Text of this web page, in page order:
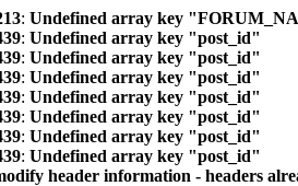
: Undefined array key
: Undefined array key "post_id"
: Undefined array key "post_id"
: Undefined array key "post_id"
: Undefined array key "post_id"
: Undefined array key "post_id"
: Undefined array key "post_id"
: Undefined array key "post_id"
header information - headers